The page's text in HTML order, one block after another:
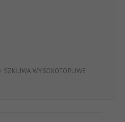
SZKLIWA WYSOKOTOPLIWE